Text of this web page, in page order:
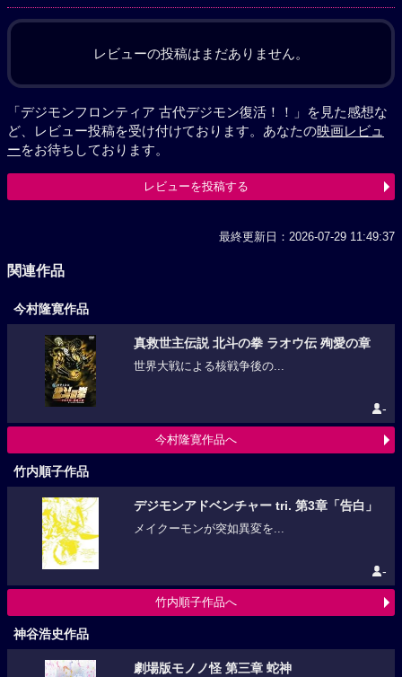
レビューの投稿はまだありません。
「デジモンフロンティア 古代デジモン復活！！」を見た感想な
ど、レビュー投稿を受け付けております。あなたの映画レビュ
ーをお待ちしております。
レビューを投稿する
最終更新日：2026-07-29 11:49:37
関連作品
今村隆寛作品
真救世主伝説 北斗の拳 ラオウ伝 殉愛の章
世界大戦による核戦争後の...
-
今村隆寛作品へ
竹内順子作品
デジモンアドベンチャー tri. 第3章「告白」
メイクーモンが突如異変を...
-
竹内順子作品へ
神谷浩史作品
劇場版モノノ怪 第三章 蛇神